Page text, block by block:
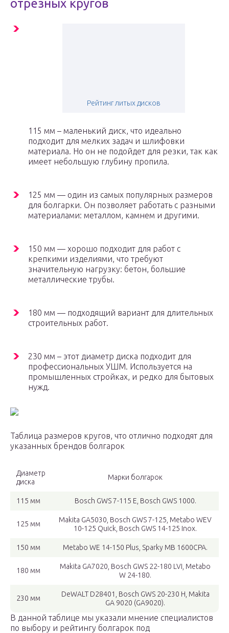
отрезных кругов
Рейтинг литых дисков
115 мм – маленький диск, что идеально
подходит для мелких задач и шлифовки
материала. Но он не подойдет для резки, так как
имеет небольшую глубину пропила.
125 мм — один из самых популярных размеров
для болгарки. Он позволяет работать с разными
материалами: металлом, камнем и другими.
150 мм — хорошо подходит для работ с
крепкими изделиями, что требуют
значительную нагрузку: бетон, большие
металлические трубы.
180 мм — подходящий вариант для длительных
строительных работ.
230 мм – этот диаметр диска подходит для
профессиональных УШМ. Используется на
промышленных стройках, и редко для бытовых
нужд.
Таблица размеров кругов, что отлично подходят для
указанных брендов болгарок
Диаметр
диска
Марки болгарок
115 мм Bosch GWS 7-115 E, Bosch GWS 1000.
125 мм
Makita GA5030, Bosch GWS 7-125, Metabo WEV
10-125 Quick, Bosch GWS 14-125 Inox.
150 мм Metabo WE 14-150 Plus, Sparky MB 1600CPA.
180 мм
Makita GA7020, Bosch GWS 22-180 LVI, Metabo
W 24-180.
230 мм
DeWALT D28401, Bosch GWS 20-230 H, Makita
GA 9020 (GA9020).
В данной таблице мы указали мнение специалистов
по выбору и рейтингу болгарок под